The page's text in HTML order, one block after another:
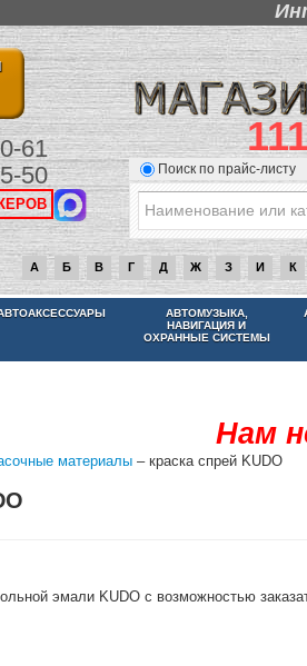
61
50
Поиск по прайс-листу
А Б В Г Д Ж З И К
АВТОМУЗЫКА,
НАВИГАЦИЯ И
ОХРАННЫЕ СИСТЕМЫ
Нам
материалы – краска спрей KUDO
эмали KUDO с возможностью